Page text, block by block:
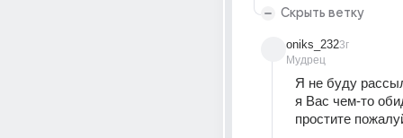
Скрыть ветку
oniks_232
Мудрец
3г
Я не буду
я Вас чем-то
простите